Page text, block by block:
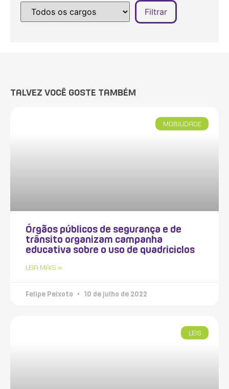
TALVEZ VOCÊ GOSTE TAMBÉM
MOBILIDADE
Órgãos públicos de segurança e de
trânsito organizam campanha
educativa sobre o uso de quadriciclos
LEIA MAIS »
Felipe Peixoto 10 de julho de 2022
LEIS